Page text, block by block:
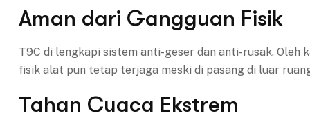
Aman dari Gangguan Fisik
T9C di lengkapi sistem anti-geser dan anti-rusak. Oleh
fisik alat pun tetap terjaga meski di pasang di luar
Tahan Cuaca Ekstrem